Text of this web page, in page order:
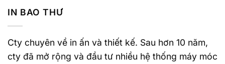
IN BAO THƯ
Cty chuyên về in ấn và thiết kế. Sau hơn 10 năm,
cty đã mở rộng và đầu tư nhiều hệ thống máy móc